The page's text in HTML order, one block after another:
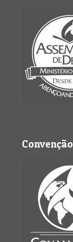
Convenção